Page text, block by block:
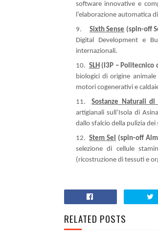
software innovative e
l’elaborazione automatica
9.
Sixth Sense (spin-off
Digital Development e
internazionali.
10. SLH(I3P – Politecnico
biologici di origine
motori cogenerativi e
11.
Sostanze Naturali di
artigianali sull’Isola di
dallo sfalcio della pulizia
12. Stem Sel (spin-off
selezione di cellule
(ricostruzione di tessuti e
RELATED POSTS